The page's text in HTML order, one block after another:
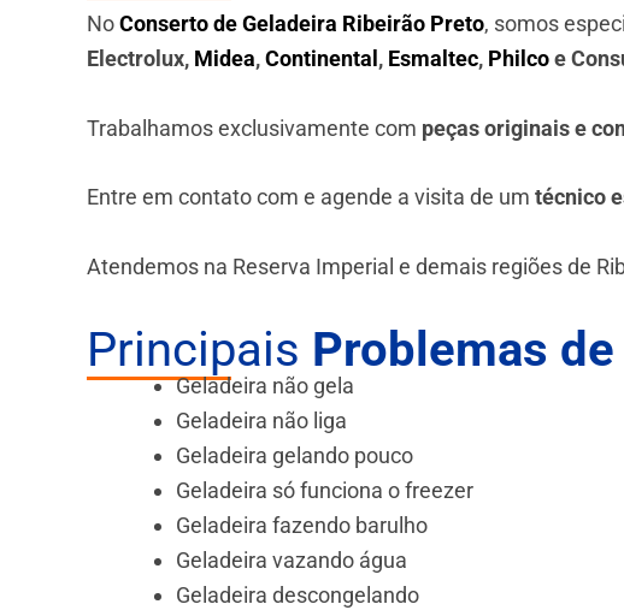
NoConserto de Geladeira Ribeirão Preto, somos
Electrolux, Midea,Continental , Esmaltec, Philcoe
Trabalhamos exclusivamente com peças originais e
Entre em contato com e agende a visita de um técnico
Atendemos na Reserva Imperial e demais regiões de
Principais Problemas
Geladeira não gela
Geladeira não liga
Geladeira gelando pouco
Geladeira só funciona o freezer
Geladeira fazendo barulho
Geladeira vazando água
Geladeira descongelando